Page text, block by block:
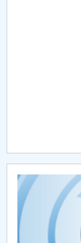
CAR2026
MENIU